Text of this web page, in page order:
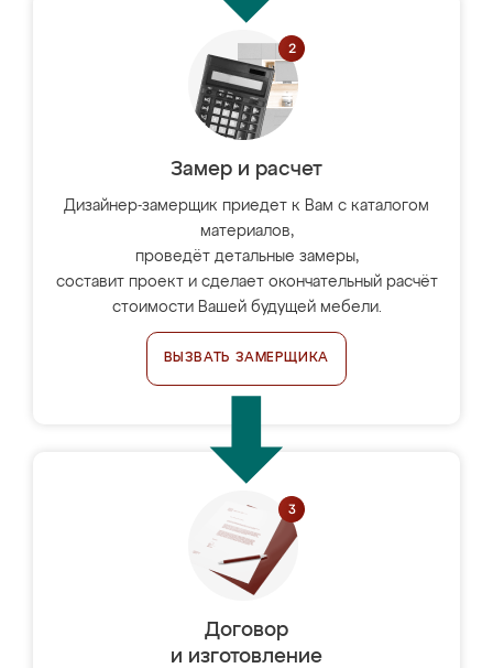
Замер и расчет
Дизайнер-замерщик приедет к Вам с каталогом
материалов,
проведёт детальные замеры,
составит проект и сделает окончательный расчёт
стоимости Вашей будущей мебели.
ВЫЗВАТЬ ЗАМЕРЩИКА
Договор
и изготовление